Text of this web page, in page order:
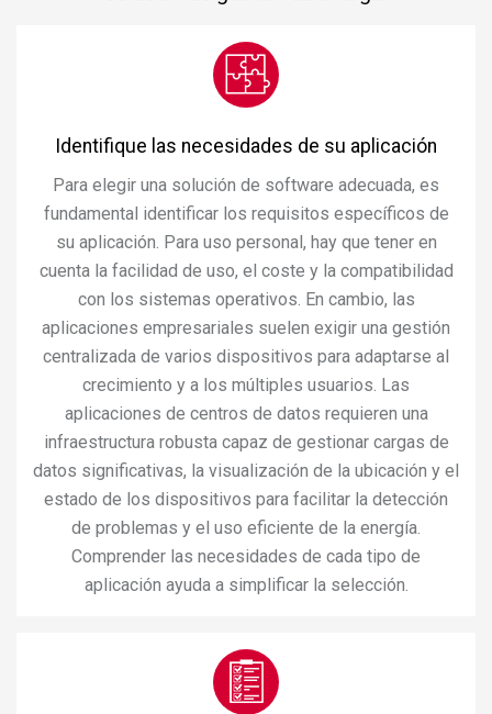
Identifique las necesidades de su aplicación
Para elegir una solución de software adecuada, es
fundamental identificar los requisitos específicos de
su aplicación. Para uso personal, hay que tener en
cuenta la facilidad de uso, el coste y la compatibilidad
con los sistemas operativos. En cambio, las
aplicaciones empresariales suelen exigir una gestión
centralizada de varios dispositivos para adaptarse al
crecimiento y a los múltiples usuarios. Las
aplicaciones de centros de datos requieren una
infraestructura robusta capaz de gestionar cargas de
datos significativas, la visualización de la ubicación y el
estado de los dispositivos para facilitar la detección
de problemas y el uso eficiente de la energía.
Comprender las necesidades de cada tipo de
aplicación ayuda a simplificar la selección.